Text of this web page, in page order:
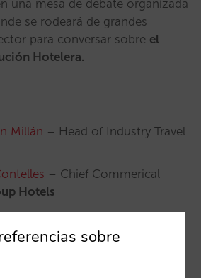
una mesa de debate organizada
se rodeará de grandes
para conversar sobre el
Hotelera.
Millán – Head of Industry Travel
– Chief Commerical
Hotels
Senior Director Spain &
sobre